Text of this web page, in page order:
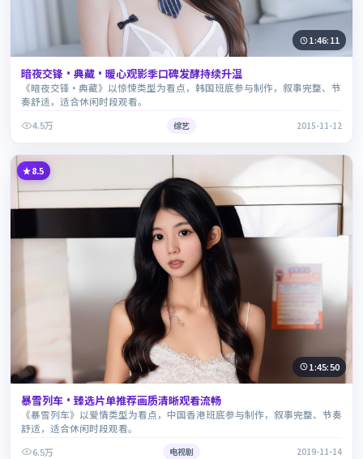
1:46:11
暗夜交锋·典藏·暖心观影季口碑发酵持续升温
《暗夜交锋·典藏》以惊悚类型为看点，韩国班底参与制作，叙事完整、节
奏舒适，适合休闲时段观看。
4.5万
综艺 2015-11-12
8.5
1:45:50
暴雪列车·臻选片单推荐画质清晰观看流畅
《暴雪列车》以爱情类型为看点，中国香港班底参与制作，叙事完整、节奏
舒适，适合休闲时段观看。
6.5万
电视剧 2019-11-14